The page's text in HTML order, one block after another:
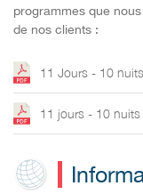
programmes que
de nos clients :
11 Jours - 10
11 jours - 10